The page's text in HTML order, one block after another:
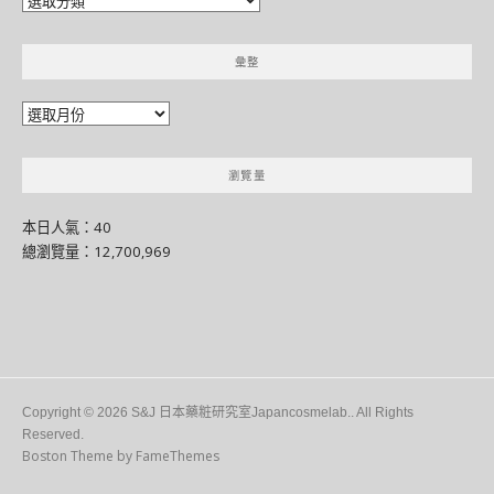
別
彙整
彙
瀏覽量
本日人氣：40
總瀏覽量：12,700,969
Copyright © 2026 S&J 日本藥粧研究室Japancosmelab.. All Rights
Reserved.
Boston Theme by FameThemes